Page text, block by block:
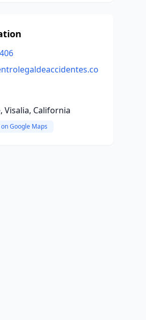
Visalia, California
Google Maps